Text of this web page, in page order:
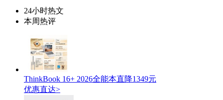
24小时热文
本周热评
ThinkBook 16+ 2026全能本直降1349元
优惠直达>